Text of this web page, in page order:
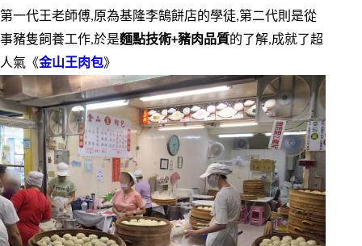
第一代王老師傅,原為基隆李鵠餅店的學徒,第二代則是從
事豬隻飼養工作,於是麵點技術+豬肉品質的了解,成就了超
人氣《金山王肉包》